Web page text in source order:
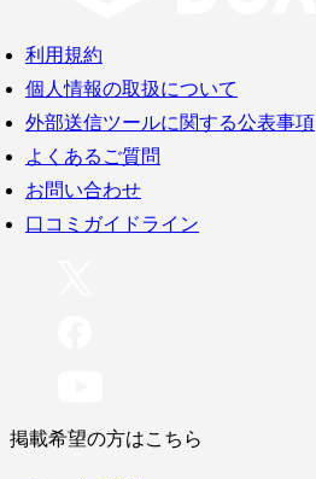
利用規約
個人情報の取扱について
外部送信ツールに関する公表事項
よくあるご質問
お問い合わせ
口コミガイドライン
掲載希望の方はこちら